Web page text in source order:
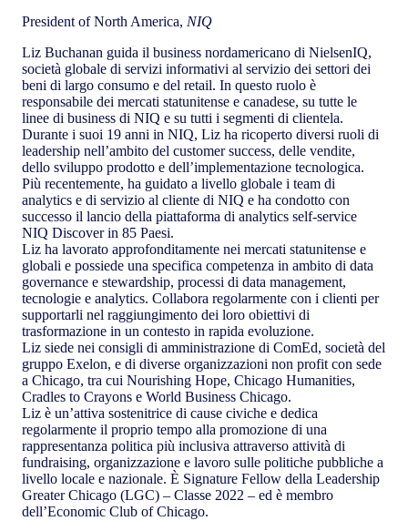
President of North America, NIQ
Liz Buchanan guida il business nordamericano di NielsenIQ,
società globale di servizi informativi al servizio dei settori dei
beni di largo consumo e del retail. In questo ruolo è
responsabile dei mercati statunitense e canadese, su tutte le
linee di business di NIQ e su tutti i segmenti di clientela.
Durante i suoi 19 anni in NIQ, Liz ha ricoperto diversi ruoli di
leadership nell’ambito del customer success, delle vendite,
dello sviluppo prodotto e dell’implementazione tecnologica.
Più recentemente, ha guidato a livello globale i team di
analytics e di servizio al cliente di NIQ e ha condotto con
successo il lancio della piattaforma di analytics self‑service
NIQ Discover in 85 Paesi.
Liz ha lavorato approfonditamente nei mercati statunitense e
globali e possiede una specifica competenza in ambito di data
governance e stewardship, processi di data management,
tecnologie e analytics. Collabora regolarmente con i clienti per
supportarli nel raggiungimento dei loro obiettivi di
trasformazione in un contesto in rapida evoluzione.
Liz siede nei consigli di amministrazione di ComEd, società del
gruppo Exelon, e di diverse organizzazioni non profit con sede
a Chicago, tra cui Nourishing Hope, Chicago Humanities,
Cradles to Crayons e World Business Chicago.
Liz è un’attiva sostenitrice di cause civiche e dedica
regolarmente il proprio tempo alla promozione di una
rappresentanza politica più inclusiva attraverso attività di
fundraising, organizzazione e lavoro sulle politiche pubbliche a
livello locale e nazionale. È Signature Fellow della Leadership
Greater Chicago (LGC) – Classe 2022 – ed è membro
dell’Economic Club of Chicago.